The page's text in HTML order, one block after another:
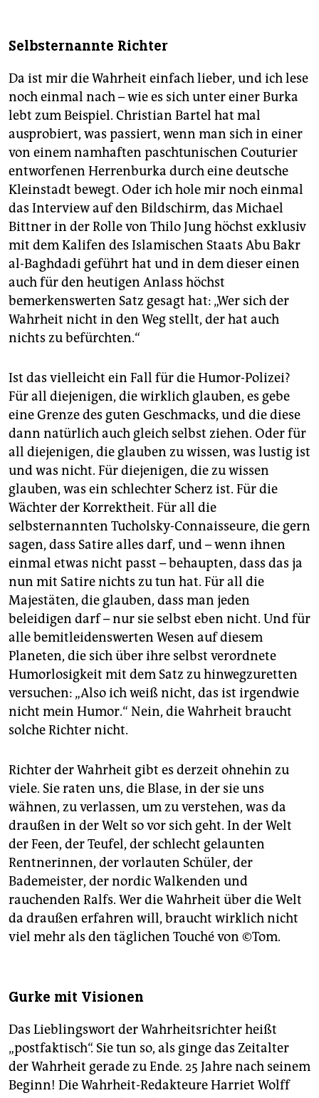
Selbsternannte Richter
Da ist mir die Wahrheit einfach lieber, und ich lese
noch einmal nach – wie es sich unter einer Burka
lebt zum Beispiel. Christian Bartel hat mal
ausprobiert, was passiert, wenn man sich in einer
von einem namhaften paschtunischen Couturier
entworfenen Herrenburka durch eine deutsche
Kleinstadt bewegt. Oder ich hole mir noch einmal
das Interview auf den Bildschirm, das Michael
Bittner in der Rolle von Thilo Jung höchst exklusiv
mit dem Kalifen des Islamischen Staats Abu Bakr
al-Baghdadi geführt hat und in dem dieser einen
auch für den heutigen Anlass höchst
bemerkenswerten Satz gesagt hat: „Wer sich der
Wahrheit nicht in den Weg stellt, der hat auch
nichts zu befürchten.“
Ist das vielleicht ein Fall für die Humor-Polizei?
Für all diejenigen, die wirklich glauben, es gebe
eine Grenze des guten Geschmacks, und die diese
dann natürlich auch gleich selbst ziehen. Oder für
all diejenigen, die glauben zu wissen, was lustig ist
und was nicht. Für diejenigen, die zu wissen
glauben, was ein schlechter Scherz ist. Für die
Wächter der Korrektheit. Für all die
selbsternannten Tucholsky-Connaisseure, die gern
sagen, dass Satire alles darf, und – wenn ihnen
einmal etwas nicht passt – behaupten, dass das ja
nun mit Satire nichts zu tun hat. Für all die
Majestäten, die glauben, dass man jeden
beleidigen darf – nur sie selbst eben nicht. Und für
alle bemitleidenswerten Wesen auf diesem
Planeten, die sich über ihre selbst verordnete
Humorlosigkeit mit dem Satz zu hinwegzuretten
versuchen: „Also ich weiß nicht, das ist irgendwie
nicht mein Humor.“ Nein, die Wahrheit braucht
solche Richter nicht.
Richter der Wahrheit gibt es derzeit ohnehin zu
viele. Sie raten uns, die Blase, in der sie uns
wähnen, zu verlassen, um zu verstehen, was da
draußen in der Welt so vor sich geht. In der Welt
der Feen, der Teufel, der schlecht gelaunten
Rentnerinnen, der vorlauten Schüler, der
Bademeister, der nordic Walkenden und
rauchenden Ralfs. Wer die Wahrheit über die Welt
da draußen erfahren will, braucht wirklich nicht
viel mehr als den täglichen Touché von ©Tom.
Gurke mit Visionen
Das Lieblingswort der Wahrheitsrichter heißt
„postfaktisch“. Sie tun so, als ginge das Zeitalter
der Wahrheit gerade zu Ende. 25 Jahre nach seinem
Beginn! Die Wahrheit-Redakteure Harriet Wolff